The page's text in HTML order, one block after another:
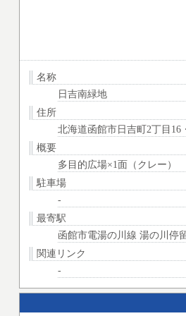
名称
日吉南緑地
住所
北海道函館市日吉町2丁目16
概要
多目的広場×1面（クレー）
駐車場
-
最寄駅
函館市電湯の川線 湯の川停
関連リンク
-